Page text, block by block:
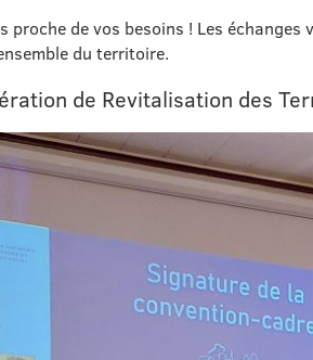
proche de vos besoins ! Les
du territoire.
de Revitalisation des